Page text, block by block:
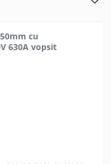
cu
630A vopsit